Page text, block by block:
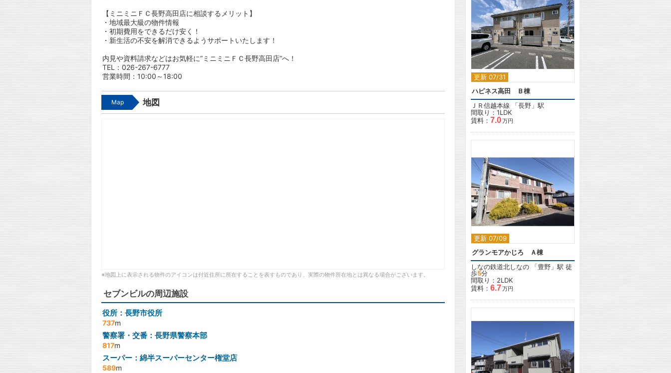
【ミニミニＦＣ長野高田店に相談するメリット】
・地域最大級の物件情報
・初期費用をできるだけ安く！
・新生活の不安を解消できるようサポートいたします！
内見や資料請求などはお気軽に”ミニミニＦＣ長野高田店”へ！
TEL：026-267-6777
営業時間：10:00～18:00
Map 地図
※地図上に表示される物件のアイコンは付近住所に所在することを表すものであり、実際の物件所在地とは異なる場合がございます。
セブンビルの周辺施設
役所：長野市役所
737m
警察署・交番：長野県警察本部
817m
スーパー：綿半スーパーセンター権堂店
589m
更新 07/31
2
ハピネス高田 Ｂ棟
ＪＲ信越本線 「長野 」駅
間取り：1LDK
賃料： 7.0万円
更新 07/09
2
グランモアかじろ Ａ棟
しなの鉄道北しなの 「豊野 」駅 徒
歩5分
間取り：2LDK
賃料： 6.7万円
2